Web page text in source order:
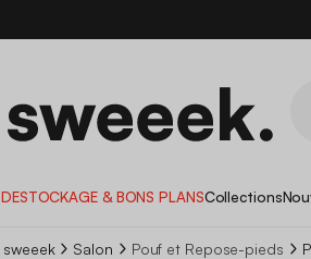
DESTOCKAGE & BONS PLANSCollections
sweeek Salon Pouf et Repose-pieds